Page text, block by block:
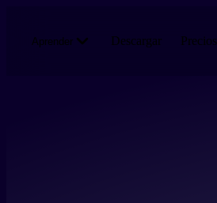
Aprender Descargar Precios